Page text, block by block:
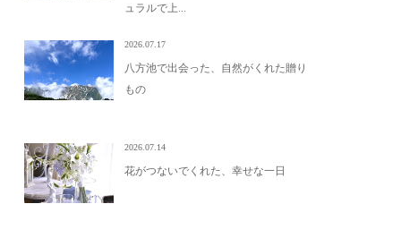
ュラルで上...
2026.07.17
八方池で出会った、自然がくれた贈り
もの
2026.07.14
花がつないでくれた、幸せな一日